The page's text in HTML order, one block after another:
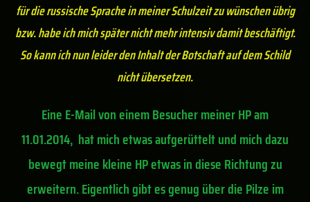
für die russische Sprache in meiner Schulzeit zu wünschen übrig
bzw. habe ich mich später nicht mehr intensiv damit beschäftigt.
So kann ich nun leider den Inhalt der Botschaft auf dem Schild
nicht übersetzen.
Eine E-Mail von einem Besucher meiner HP am
11.01.2014, hat mich etwas aufgerüttelt und mich dazu
bewegt meine kleine HP etwas in diese Richtung zu
erweitern. Eigentlich gibt es genug über die Pilze im